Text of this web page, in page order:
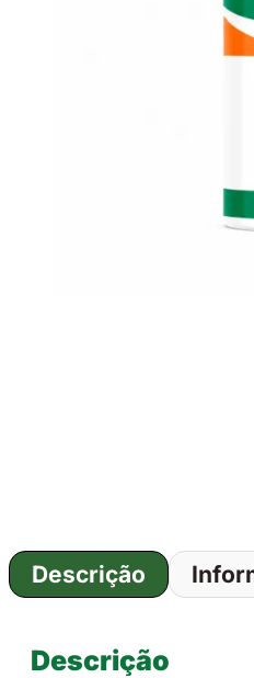
Descrição
Descrição